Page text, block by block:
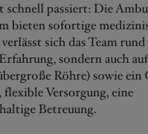
passiert: Die
bieten sofortige
sich das Team
sondern auch auf
Röhre) sowie ein
Versorgung, eine
Betreuung.